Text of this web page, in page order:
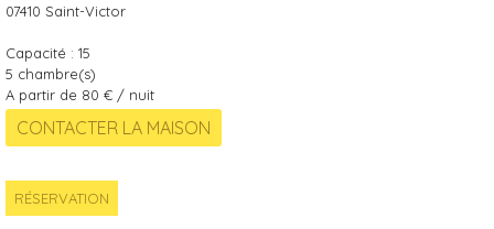
07410 Saint-Victor
Capacité : 15
5 chambre(s)
A partir de 80 € / nuit
RÉSERVATION